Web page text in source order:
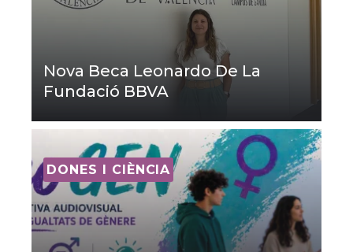
Nova Beca Leonardo De La
Fundació BBVA
DONES I CIÈNCIA